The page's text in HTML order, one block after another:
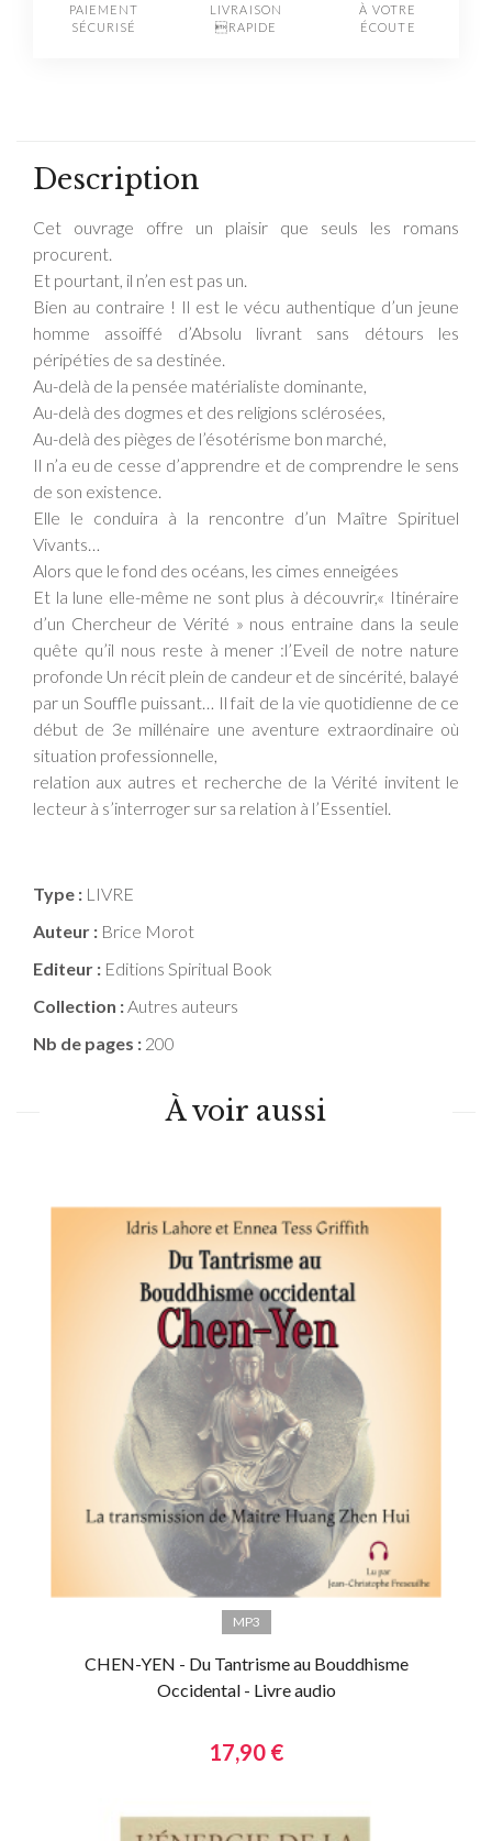
PAIEMENT
SÉCURISÉ
LIVRAISON
RAPIDE
À VOTRE
ÉCOUTE
Description
Cet ouvrage offre un plaisir que seuls les romans
procurent.
Et pourtant, il n’en est pas un.
Bien au contraire ! Il est le vécu authentique d’un jeune
homme assoiffé d’Absolu livrant sans détours les
péripéties de sa destinée.
Au-delà de la pensée matérialiste dominante,
Au-delà des dogmes et des religions sclérosées,
Au-delà des pièges de l’ésotérisme bon marché,
Il n’a eu de cesse d’apprendre et de comprendre le sens
de son existence.
Elle le conduira à la rencontre d’un Maître Spirituel
Vivants…
Alors que le fond des océans, les cimes enneigées
Et la lune elle-même ne sont plus à découvrir,« Itinéraire
d’un Chercheur de Vérité » nous entraine dans la seule
quête qu’il nous reste à mener :l’Eveil de notre nature
profonde Un récit plein de candeur et de sincérité, balayé
par un Souffle puissant… Il fait de la vie quotidienne de ce
début de 3e millénaire une aventure extraordinaire où
situation professionnelle,
relation aux autres et recherche de la Vérité invitent le
lecteur à s’interroger sur sa relation à l’Essentiel.
Type : LIVRE
Auteur : Brice Morot
Editeur : Editions Spiritual Book
Collection :Autres auteurs
Nb de pages : 200
À voir aussi
MP3
CHEN-YEN - Du Tantrisme au Bouddhisme
Occidental - Livre audio
17,90 €